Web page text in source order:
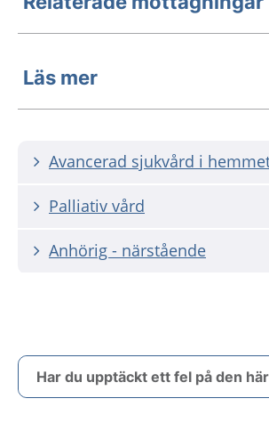
Läs mer
Avancerad sjukvård i
Palliativ vård
Anhörig - närstående
Har du upptäckt ett fel på den